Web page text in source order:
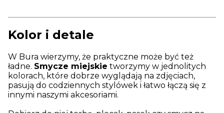
Kolor i detale
W Bura wierzymy, że praktyczne może być też
ładne. Smycze miejskie tworzymy w jednolitych
kolorach, które dobrze wyglądają na zdjęciach,
pasują do codziennych stylówek i łatwo łączą się z
innymi naszymi akcesoriami.